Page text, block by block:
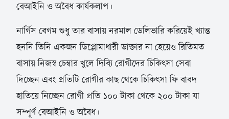
বেআইনি ও অবৈধ কার্যকলাপ।
নার্গিস বেগম শুধু তার বাসায় নরমাল ডেলিভারি করিয়েই খ্যান্ত
হননি তিনি একজন ডিপ্লোমাধারী ডাক্তার না হেয়েও রিতিমত
বাসায় নিজস্ব চেম্বার খুলে দিব্যি রোগীদের চিকিৎসা সেবা
দিচ্ছেন এবং প্রতিটি রোগীর কাছ থেকে চিকিৎসা ফি বাবদ
হাতিয়ে নিচ্ছেন রোগী প্রতি ১০০ টাকা থেকে ২০০ টাকা যা
সম্পূর্ণ বেআইনি ও অবৈধ।